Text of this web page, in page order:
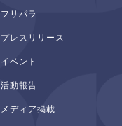
フリパラ
プレスリリース
イベント
活動報告
メディア掲載